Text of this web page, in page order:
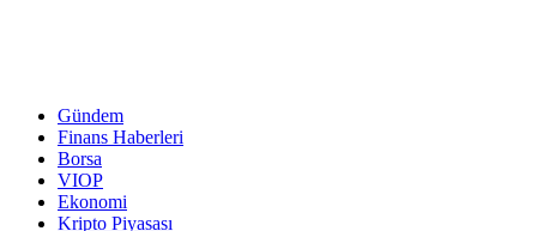
Gündem
Finans Haberleri
Borsa
VIOP
Ekonomi
Kripto Piyasası